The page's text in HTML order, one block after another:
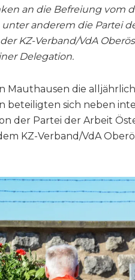
an die Befreiung vom
unter anderem die Partei
KZ-Verband/VdA
Delegation.
Mauthausen die
beteiligten sich neben
der Partei der Arbeit
KZ-Verband/VdA